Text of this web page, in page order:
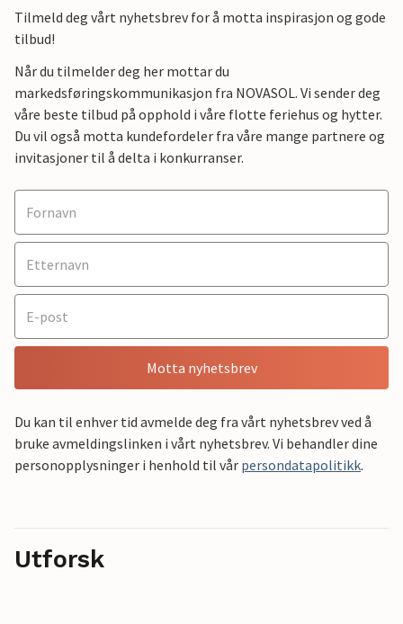
Tilmeld deg vårt nyhetsbrev for å motta inspirasjon og gode
tilbud!
Når du tilmelder deg her mottar du
markedsføringskommunikasjon fra NOVASOL. Vi sender deg
våre beste tilbud på opphold i våre flotte feriehus og hytter.
Du vil også motta kundefordeler fra våre mange partnere og
invitasjoner til å delta i konkurranser.
Motta nyhetsbrev
Du kan til enhver tid avmelde deg fra vårt nyhetsbrev ved å
bruke avmeldingslinken i vårt nyhetsbrev. Vi behandler dine
personopplysninger i henhold til vår persondatapolitikk.
Utforsk